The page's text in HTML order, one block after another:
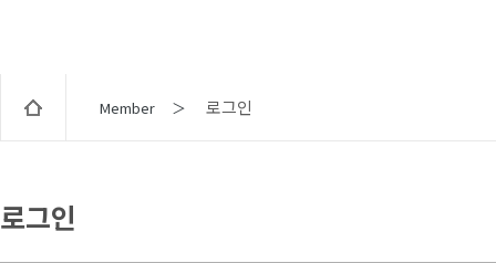
Member ＞ 로그인
로그인